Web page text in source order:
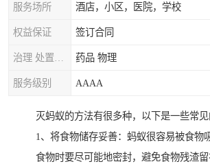
服务场所 酒店，小区，医院，学校
权益保证 签订合同
药品 物理
服务级别 AAAA
灭蚂蚁的方法有很多种，以下是一些常见
1、将食物储存妥善：蚂蚁很容易被食物
食物时要尽可能地密封，避免食物残渣